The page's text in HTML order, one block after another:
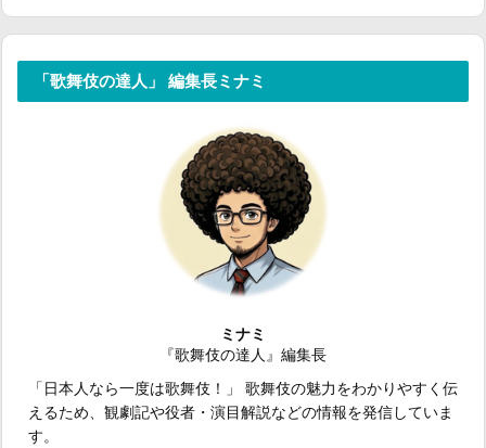
「歌舞伎の達人」 編集長ミナミ
ミナミ
『歌舞伎の達人』編集長
「日本人なら一度は歌舞伎！」 歌舞伎の魅力をわかりやすく伝
えるため、観劇記や役者・演目解説などの情報を発信していま
す。